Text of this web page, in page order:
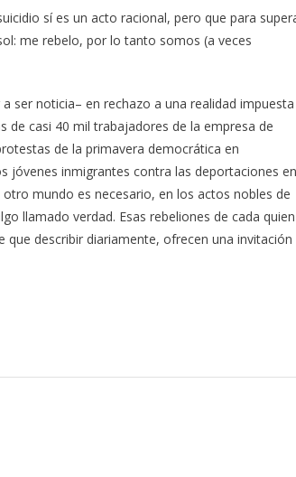
sí es un acto racional, pero que para
me rebelo, por lo tanto somos (a veces
ser noticia– en rechazo a una realidad impuesta
de casi 40 mil trabajadores de la empresa de
de la primavera democrática en
jóvenes inmigrantes contra las deportaciones en
mundo es necesario, en los actos nobles de
llamado verdad. Esas rebeliones de cada quien
describir diariamente, ofrecen una invitación